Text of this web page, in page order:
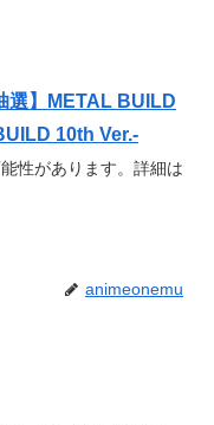
選】METAL BUILD
10th Ver.-
性があります。詳細は
animeonemu